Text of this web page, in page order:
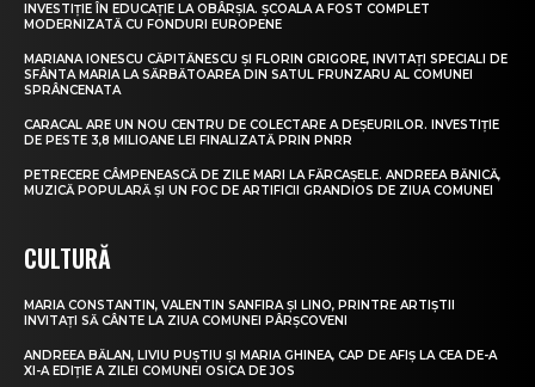
INVESTIȚIE ÎN EDUCAȚIE LA OBÂRȘIA. ȘCOALA A FOST COMPLET
MODERNIZATĂ CU FONDURI EUROPENE
MARIANA IONESCU CĂPITĂNESCU ȘI FLORIN GRIGORE, INVITAȚI SPECIALI DE
SFÂNTA MARIA LA SĂRBĂTOAREA DIN SATUL FRUNZARU AL COMUNEI
SPRÂNCENATA
CARACAL ARE UN NOU CENTRU DE COLECTARE A DEȘEURILOR. INVESTIȚIE
DE PESTE 3,8 MILIOANE LEI FINALIZATĂ PRIN PNRR
PETRECERE CÂMPENEASCĂ DE ZILE MARI LA FĂRCAȘELE. ANDREEA BĂNICĂ,
MUZICĂ POPULARĂ ȘI UN FOC DE ARTIFICII GRANDIOS DE ZIUA COMUNEI
CULTURĂ
MARIA CONSTANTIN, VALENTIN SANFIRA ȘI LINO, PRINTRE ARTIȘTII
INVITAȚI SĂ CÂNTE LA ZIUA COMUNEI PÂRȘCOVENI
ANDREEA BĂLAN, LIVIU PUȘTIU ȘI MARIA GHINEA, CAP DE AFIȘ LA CEA DE-A
XI-A EDIȚIE A ZILEI COMUNEI OSICA DE JOS